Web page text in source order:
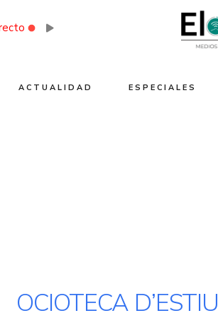
ACTUALIDAD ESPECIALES
OCIOTECA D’ESTIU